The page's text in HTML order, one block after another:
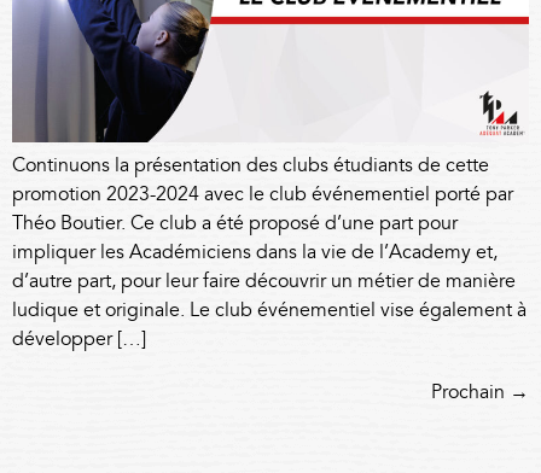
Continuons la présentation des clubs étudiants de cette
promotion 2023-2024 avec le club événementiel porté par
Théo Boutier. Ce club a été proposé d’une part pour
impliquer les Académiciens dans la vie de l’Academy et,
d’autre part, pour leur faire découvrir un métier de manière
ludique et originale. Le club événementiel vise également à
développer […]
Prochain →